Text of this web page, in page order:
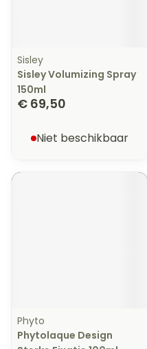
Sisley
Sisley Volumizing Spray
150ml
€ 69,50
Niet beschikbaar
Phyto
Phytolaque Design